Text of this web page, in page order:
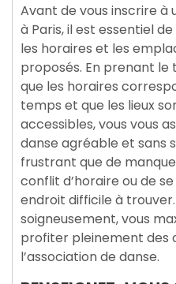
Avant de vous inscrire à
à Paris, il est essentiel
les horaires et les
proposés. En prenant le
que les horaires
temps et que les lieux
accessibles, vous vous
danse agréable et sans
frustrant que de
conflit d’horaire ou de
endroit difficile à
soigneusement, vous
profiter pleinement
l’association de danse.